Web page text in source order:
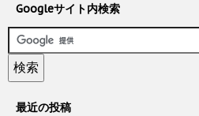
Googleサイト内検索
最近の投稿